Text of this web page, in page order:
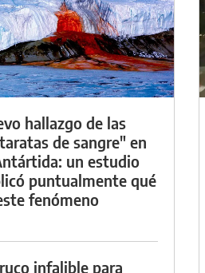
hallazgo de las
de sangre" en
un estudio
puntualmente qué
fenómeno
infalible para